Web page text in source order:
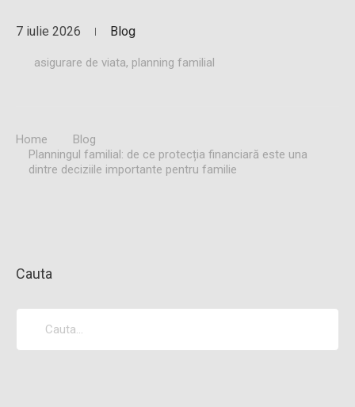
7 iulie 2026 Blog
asigurare de viata, planning familial
Home
Blog
Planningul familial: de ce protecția financiară este una
dintre deciziile importante pentru familie
Cauta